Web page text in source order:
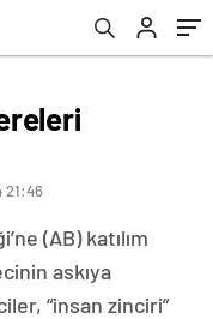
21:46
(AB) katılım
askıya
“insan zinciri”